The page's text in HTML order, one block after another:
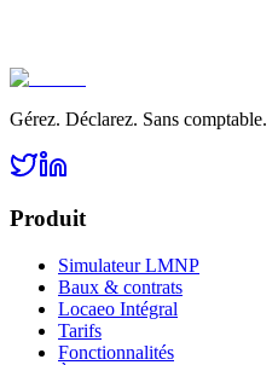
Gérez. Déclarez. Sans comptable.
Produit
Simulateur LMNP
Baux & contrats
Locaeo Intégral
Tarifs
Fonctionnalités